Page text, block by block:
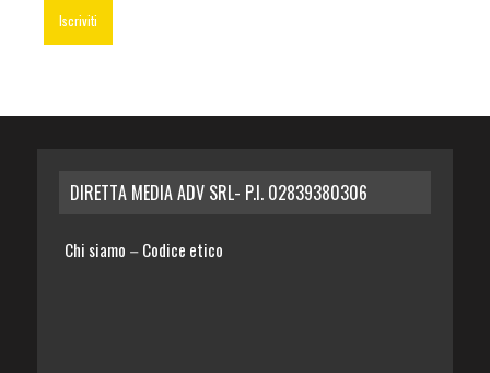
DIRETTA MEDIA ADV SRL- P.I. 02839380306
Chi siamo – Codice etico